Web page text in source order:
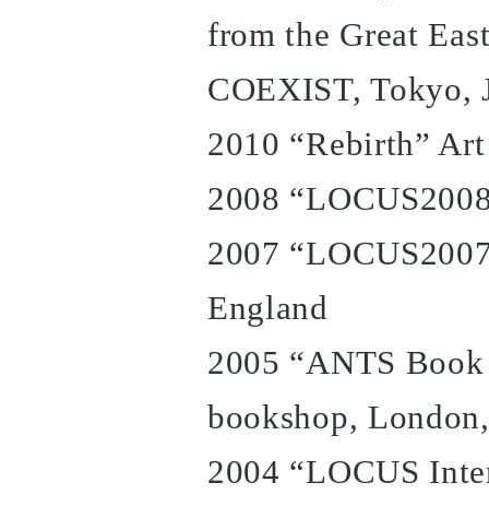
from the Great
COEXIST, Tokyo,
2010 “Rebirth”
2008
2007
England
2005 “ANTS
bookshop,
2004 “LOCUS